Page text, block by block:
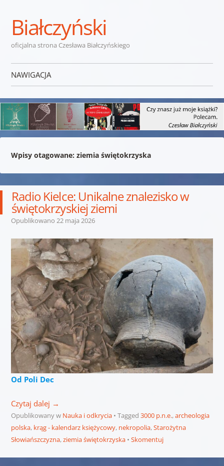
Białczyński
oficjalna strona Czesława Białczyńskiego
NAWIGACJA
Wpisy otagowane: ziemia świętokrzyska
Radio Kielce: Unikalne znalezisko w
świętokrzyskiej ziemi
Opublikowano 22 maja 2026
Od Poli Dec
Czytaj dalej →
Opublikowany w Nauka i odkrycia Tagged 3000 p.n.e.,archeologia
polska, krąg - kalendarz księżycowy, nekropolia,Starożytna
Słowiańszczyzna,ziemia świętokrzyska Skomentuj